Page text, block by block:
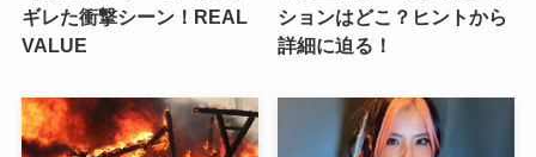
ギレた衝撃シーン！REAL
VALUE
ションはどこ？ヒントから
詳細に迫る！